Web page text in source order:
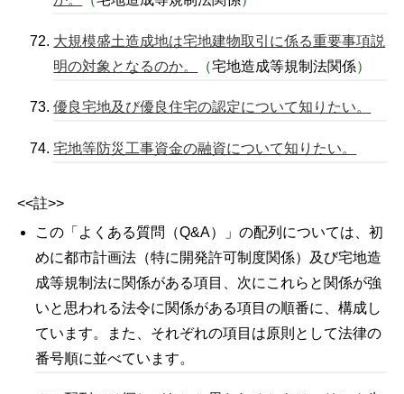
大規模盛土造成地は宅地建物取引に係る重要事項説
明の対象となるのか。
（宅地造成等規制法関係）
優良宅地及び優良住宅の認定について知りたい。
宅地等防災工事資金の融資について知りたい。
<<註>>
この「よくある質問（Q&A）」の配列については、初
めに都市計画法（特に開発許可制度関係）及び宅地造
成等規制法に関係がある項目、次にこれらと関係が強
いと思われる法令に関係がある項目の順番に、構成し
ています。また、それぞれの項目は原則として法律の
番号順に並べています。